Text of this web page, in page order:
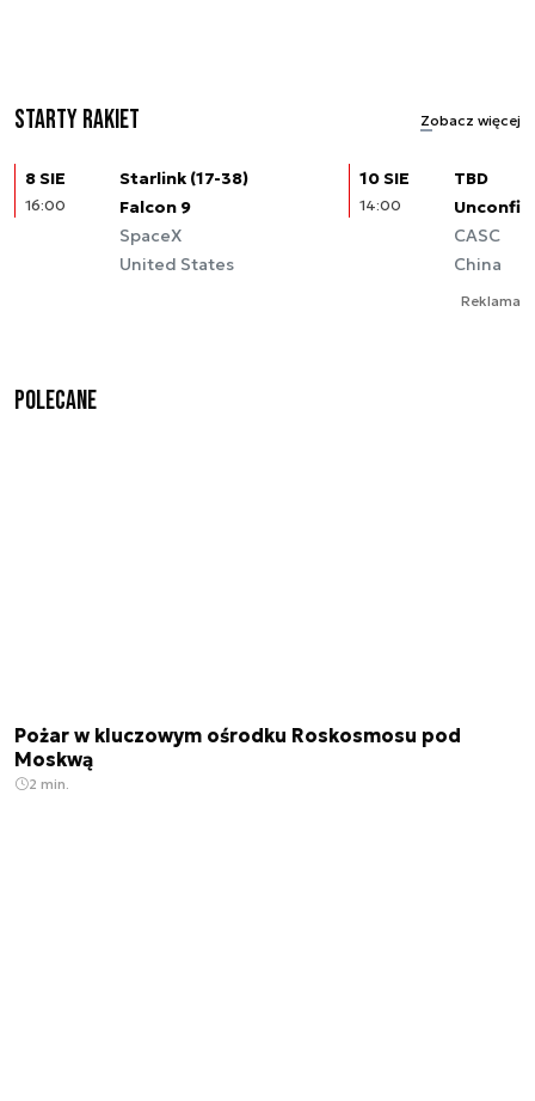
Starty rakiet Zobacz więcej
8 SIE
16:00
Starlink (17-38)
Falcon 9
SpaceX
United States
10 SIE
14:00
TBD
CASC
China
Reklama
Polecane
Pożar w kluczowym ośrodku Roskosmosu pod
Moskwą
2 min.